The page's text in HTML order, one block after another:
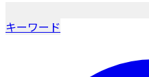
キーワード